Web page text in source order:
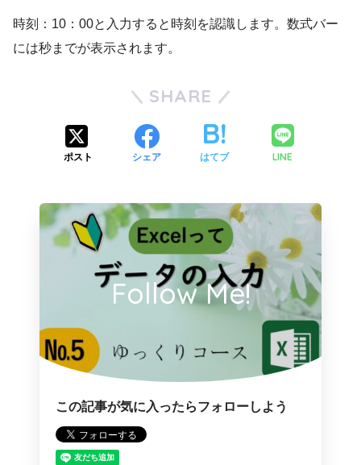
時刻：10：00と入力すると時刻を認識します。数式バー
には秒までが表示されます。
SHARE
ポスト シェア はてブ LINE
Follow Me!
この記事が気に入ったらフォローしよう